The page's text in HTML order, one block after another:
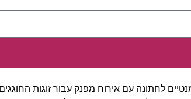
לחתונה עם אירוח מפנק עבור זוגות